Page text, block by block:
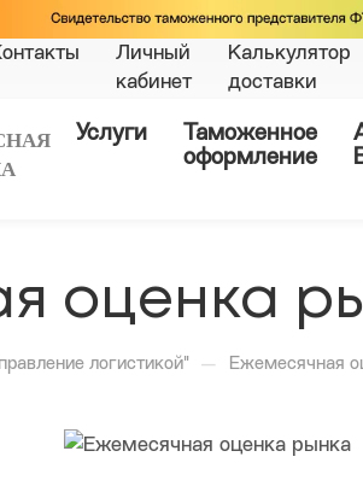
Личный
кабинет
Калькулятор
доставки
Услуги
Таможенное
оформление
оценка
логистикой" — Ежемесячная